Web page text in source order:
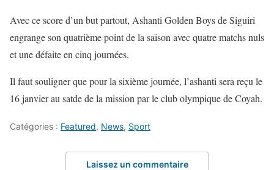
Avec ce score d’un but partout, Ashanti Golden Boys de Siguiri
engrange son quatrième point de la saison avec quatre matchs nuls
et une défaite en cinq journées.
Il faut souligner que pour la sixième journée, l’ashanti sera reçu le
16 janvier au satde de la mission par le club olympique de Coyah.
Catégories : Featured, News, Sport
Laissez un commentaire